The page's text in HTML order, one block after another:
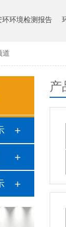
环环境检测报告
道
产